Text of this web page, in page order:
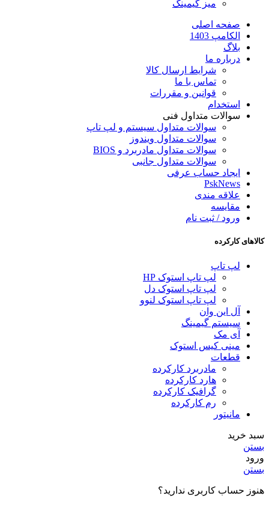
میز گیمینگ
صفحه اصلی
الکامپ 1403
بلاگ
درباره ما
شرایط ارسال کالا
تماس با ما
قوانین و مقررات
استخدام
سوالات متداول فنی
سوالات متداول سیستم و لپ تاپ
سوالات متداول ویندوز
سوالات متداول مادربرد و BIOS
سوالات متداول جانبی
ایجاد حساب عرفی
PskNews
علاقه مندی
مقایسه
ورود / ثبت نام
کالاهای کارکرده
لپ تاپ
لپ تاپ استوک HP
لپ تاپ استوک دل
لپ تاپ استوک لنوو
آل این وان
سیستم گیمینگ
آی مک
مینی کیس استوک
قطعات
مادربرد کارکرده
هارد کارکرده
گرافیک کارکرده
رم کارکرده
مانیتور
سبد خرید
بستن
ورود
بستن
هنوز حساب کاربری ندارید؟